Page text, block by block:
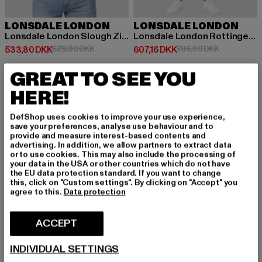
LONSDALE LONDON
Lonsdale London Slough Zip Hoodie
533,80 DKK
Nuværende pris: 533,80 DKK
628,00 DKKKampagnepris: 628,00 DKK
LONSDALE LONDON
Lonsdale London Rottingean Sweat Pant
607,16 DKK
Nuværende pris: 607,16 DKK
706,00 DKK
-12%
GREAT TO SEE YOU
HERE!
DefShop uses cookies to improve your use experience,
save your preferences, analyse use behaviour and to
provide and measure interest-based contents and
advertising. In addition, we allow partners to extract data
or to use cookies. This may also include the processing of
your data in the USA or other countries which do not have
the EU data protection standard. If you want to change
this, click on "Custom settings". By clicking on "Accept" you
agree to this. Data protection
ACCEPT
INDIVIDUAL SETTINGS